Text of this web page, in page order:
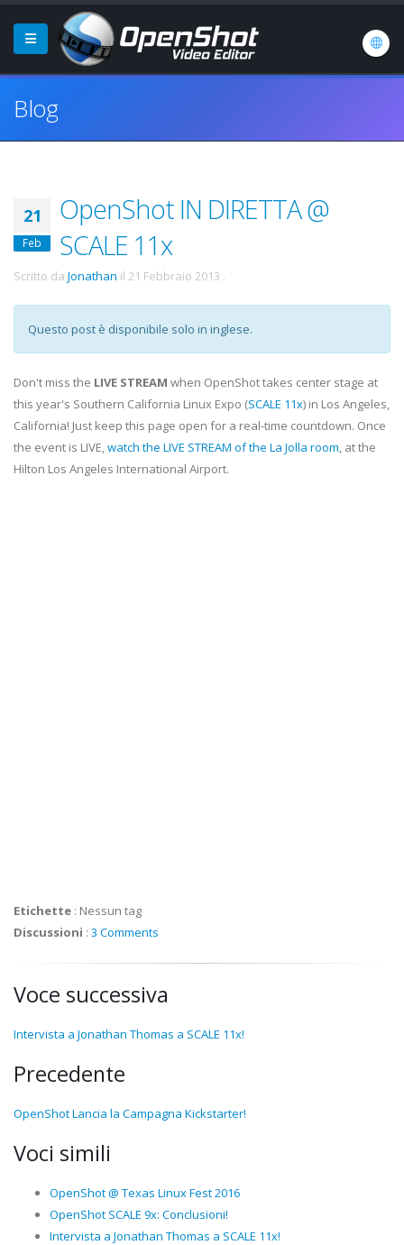
Blog
21
Feb
OpenShot IN DIRETTA @
SCALE 11x
Scritto da Jonathan il 21 Febbraio 2013 .
Questo post è disponibile solo in inglese.
Don't miss the LIVE STREAM when OpenShot takes center stage at
this year's Southern California Linux Expo (SCALE 11x) in Los Angeles,
California! Just keep this page open for a real-time countdown. Once
the event is LIVE,watch the LIVE STREAM of the La Jolla room, at the
Hilton Los Angeles International Airport.
Etichette : Nessun tag
Discussioni : 3 Comments
Voce successiva
Intervista a Jonathan Thomas a SCALE 11x!
Precedente
OpenShot Lancia la Campagna Kickstarter!
Voci simili
OpenShot @ Texas Linux Fest 2016
OpenShot SCALE 9x: Conclusioni!
Intervista a Jonathan Thomas a SCALE 11x!